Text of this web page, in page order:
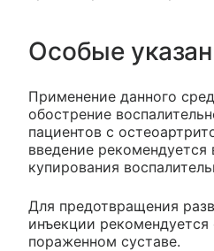
Особые
Применение данного
обострение
пациентов с
введение рекомендуется
купирования
Для предотвращения
инъекции рекомендуется
пораженном суставе.